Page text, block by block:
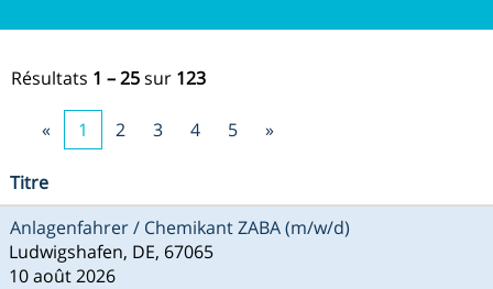
Résultats 1 – 25sur 123
« 1 2 3 4 5 »
Titre
Anlagenfahrer / Chemikant ZABA (m/w/d)
Ludwigshafen, DE, 67065
10 août 2026